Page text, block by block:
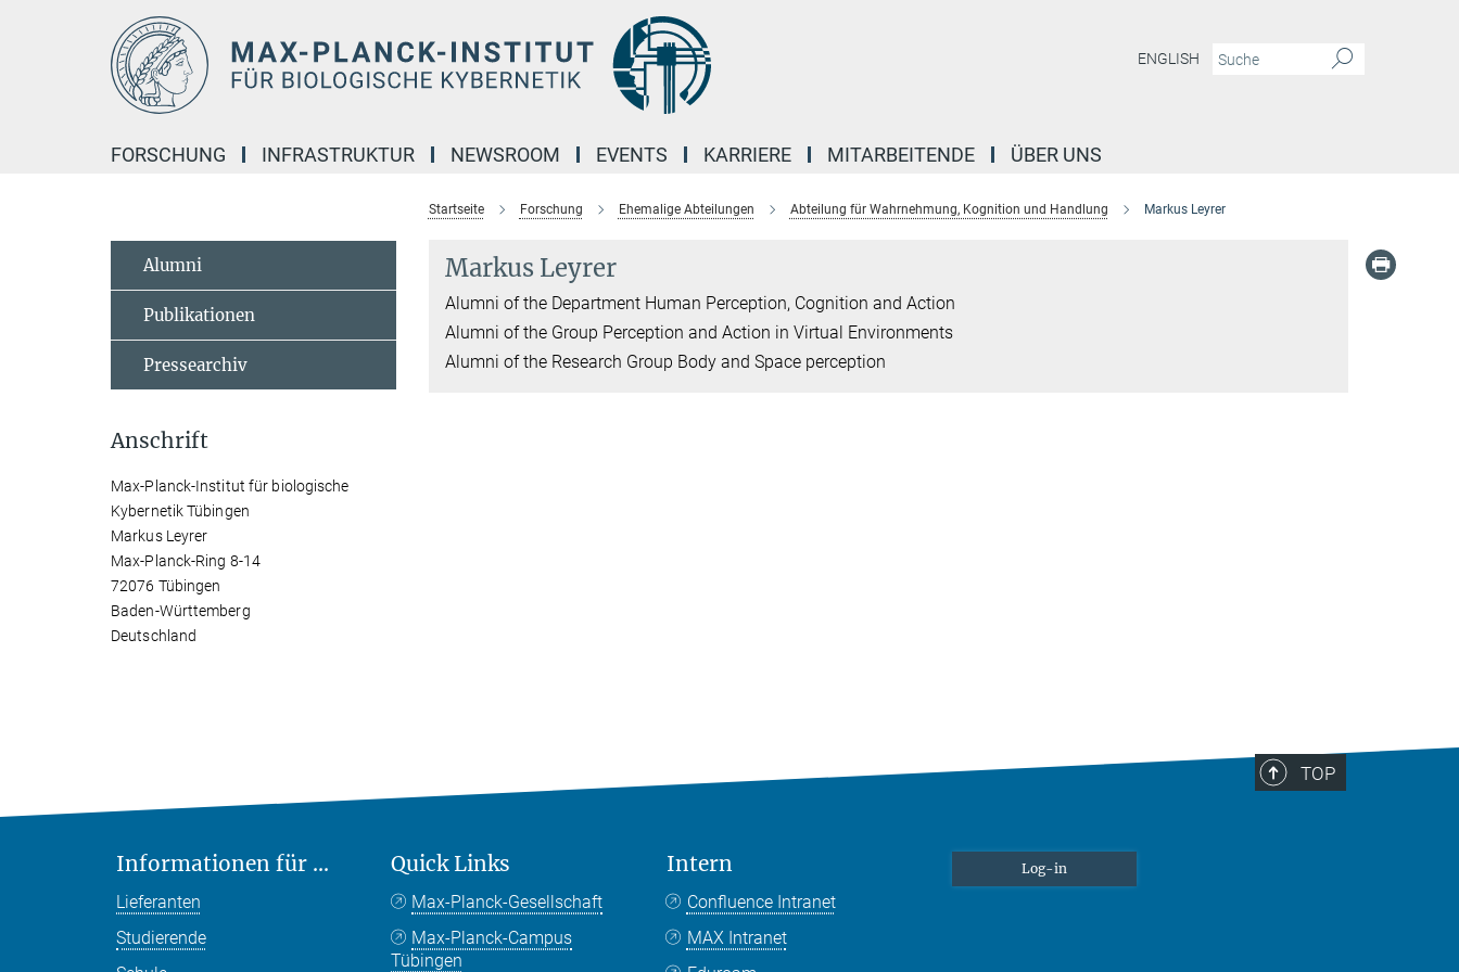
ENGLISH
FORSCHUNG INFRASTRUKTUR NEWSROOM EVENTS KARRIERE MITARBEITENDE ÜBER UNS
Startseite Forschung Ehemalige Abteilungen Abteilung für Wahrnehmung, Kognition und Handlung Markus Leyrer
Markus Leyrer
Alumni of the Department Human Perception, Cognition and Action
Alumni of the Group Perception and Action in Virtual Environments
Alumni of the Research Group Body and Space perception
Alumni
Publikationen
Pressearchiv
Anschrift
Max-Planck-Institut für biologische
Kybernetik Tübingen
Markus Leyrer
Max-Planck-Ring 8-14
72076 Tübingen
Baden-Württemberg
Deutschland
TOP
Informationen für ...
Lieferanten
Studierende
Quick Links
Max-Planck-Gesellschaft
Max-Planck-Campus
Tübingen
Intern
Confluence Intranet
MAX Intranet
Log-in